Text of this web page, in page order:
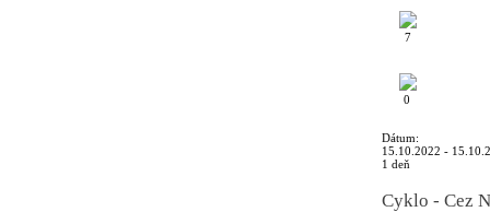
7
0
Dátum:
15.10.2022 -
1 deň
Cyklo - Cez